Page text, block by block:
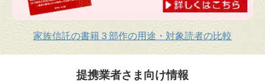
家族信託の書籍３部作の用途・対象読者の比較
提携業者さま向け情報